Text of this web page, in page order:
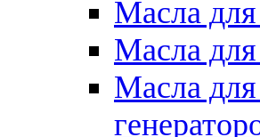
Масла для
Масла
Масла